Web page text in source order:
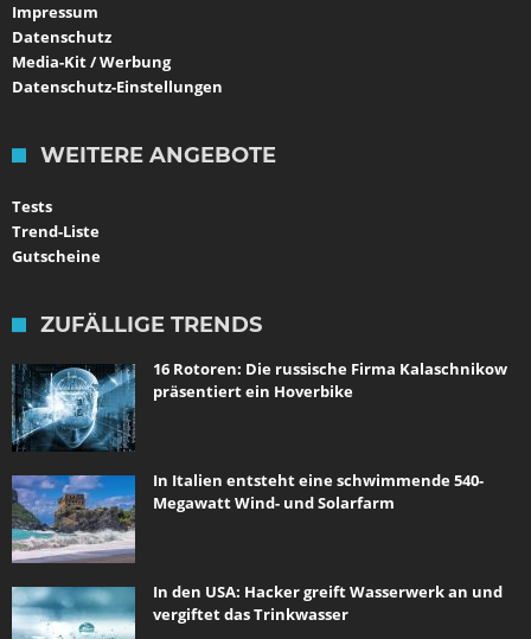
Impressum
Datenschutz
Media-Kit / Werbung
Datenschutz-Einstellungen
WEITERE ANGEBOTE
Tests
Trend-Liste
Gutscheine
ZUFÄLLIGE TRENDS
16 Rotoren: Die russische Firma Kalaschnikow
präsentiert ein Hoverbike
In Italien entsteht eine schwimmende 540-
Megawatt Wind- und Solarfarm
In den USA: Hacker greift Wasserwerk an und
vergiftet das Trinkwasser